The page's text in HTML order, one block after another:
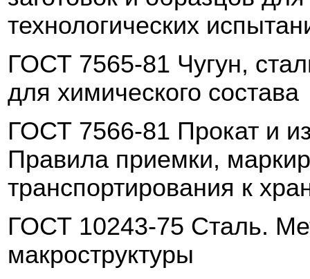
технологических
ГОСТ 7565-81 Чугун,
для химического состава
ГОСТ 7566-81 Прокат и
Правила приемки,
транспортирования к
ГОСТ 10243-75 Сталь.
макроструктуры